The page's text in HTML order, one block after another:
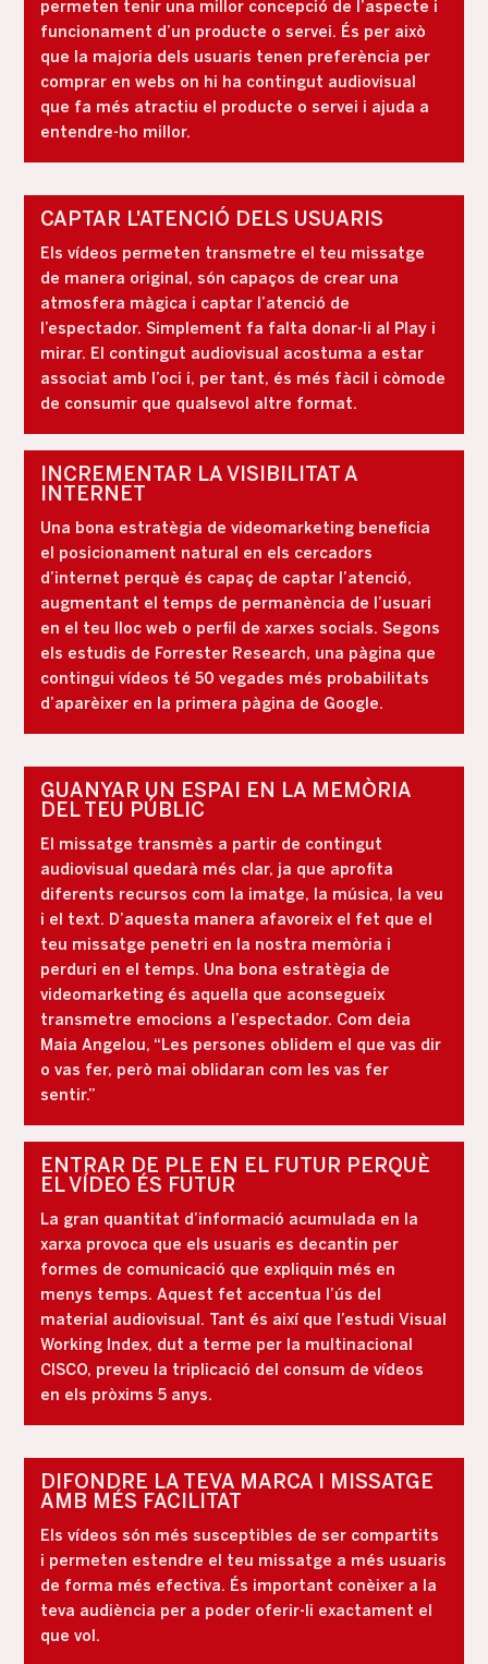
permeten tenir una millor concepció de l’aspecte i
funcionament d’un producte o servei. És per això
que la majoria dels usuaris tenen preferència per
comprar en webs on hi ha contingut audiovisual
que fa més atractiu el producte o servei i ajuda a
entendre-ho millor.
CAPTAR L'ATENCIÓ DELS USUARIS
Els vídeos permeten transmetre el teu missatge
de manera original, són capaços de crear una
atmosfera màgica i captar l’atenció de
l’espectador. Simplement fa falta donar-li al Play i
mirar. El contingut audiovisual acostuma a estar
associat amb l’oci i, per tant, és més fàcil i còmode
de consumir que qualsevol altre format.
INCREMENTAR LA VISIBILITAT A
INTERNET
Una bona estratègia de videomarketing beneficia
el posicionament natural en els cercadors
d’internet perquè és capaç de captar l’atenció,
augmentant el temps de permanència de l’usuari
en el teu lloc web o perfil de xarxes socials. Segons
els estudis de Forrester Research, una pàgina que
contingui vídeos té 50 vegades més probabilitats
d’aparèixer en la primera pàgina de Google.
GUANYAR UN ESPAI EN LA MEMÒRIA
DEL TEU PÚBLIC
El missatge transmès a partir de contingut
audiovisual quedarà més clar, ja que aprofita
diferents recursos com la imatge, la música, la veu
i el text. D’aquesta manera afavoreix el fet que el
teu missatge penetri en la nostra memòria i
perduri en el temps. Una bona estratègia de
videomarketing és aquella que aconsegueix
transmetre emocions a l’espectador. Com deia
Maia Angelou, “Les persones oblidem el que vas dir
o vas fer, però mai oblidaran com les vas fer
sentir.”
ENTRAR DE PLE EN EL FUTUR PERQUÈ
EL VÍDEO ÉS FUTUR
La gran quantitat d’informació acumulada en la
xarxa provoca que els usuaris es decantin per
formes de comunicació que expliquin més en
menys temps. Aquest fet accentua l’ús del
material audiovisual. Tant és així que l’estudi Visual
Working Index, dut a terme per la multinacional
CISCO, preveu la triplicació del consum de vídeos
en els pròxims 5 anys.
DIFONDRE LA TEVA MARCA I MISSATGE
AMB MÉS FACILITAT
Els vídeos són més susceptibles de ser compartits
i permeten estendre el teu missatge a més usuaris
de forma més efectiva. És important conèixer a la
teva audiència per a poder oferir-li exactament el
que vol.